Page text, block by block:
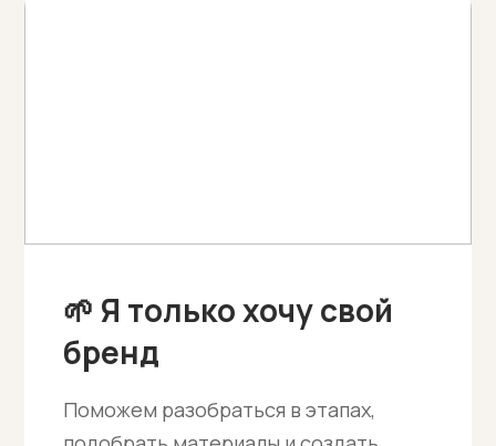
🌱 Я только хочу свой
бренд
Поможем разобраться в этапах,